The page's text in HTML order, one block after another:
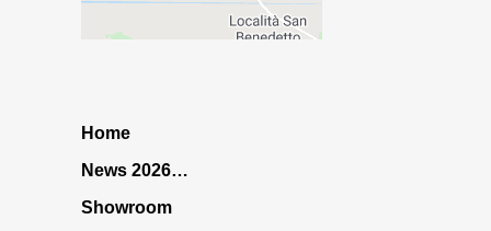
Home
News 2026…
Showroom